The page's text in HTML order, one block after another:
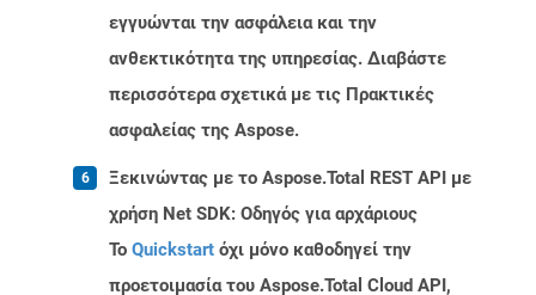
εγγυώνται την ασφάλεια και την
ανθεκτικότητα της υπηρεσίας. Διαβάστε
περισσότερα σχετικά με τις Πρακτικές
ασφαλείας της Aspose.
Ξεκινώντας με το Aspose.Total REST API με
χρήση Net SDK: Οδηγός για αρχάριους
Το Quickstart όχι μόνο καθοδηγεί την
προετοιμασία του Aspose.Total Cloud API,